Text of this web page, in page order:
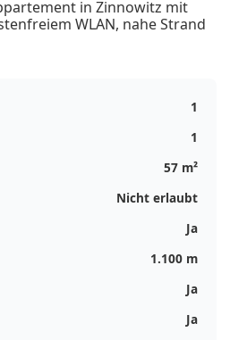
in Zinnowitz mit
WLAN, nahe Strand
1
1
57 m²
Nicht erlaubt
Ja
1.100 m
Ja
Ja